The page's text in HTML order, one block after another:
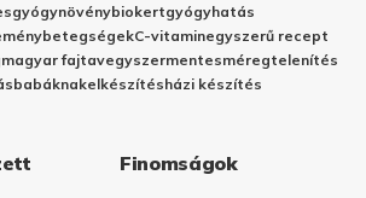
gyógynövénybiokertgyógyhatás
betegségekC-vitaminegyszerű recept
magyar fajtavegyszermentesméregtelenítés
babáknakelkészítésházi készítés
Finomságok